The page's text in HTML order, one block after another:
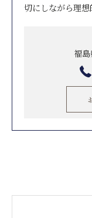
切にしながら理想
福